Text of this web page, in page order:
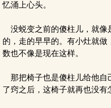
忆涌上心头。
没蜕变之前的傻柱儿，就像
的，走的早早的。有小灶就
数也不像是现在这样。
那把椅子也是傻柱儿给他自
了窍之后，这椅子就再也没有